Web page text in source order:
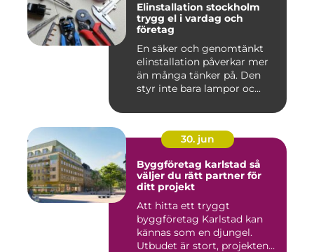
Elinstallation stockholm
trygg el i vardag och
företag
En säker och genomtänkt
elinstallation påverkar mer
än många tänker på. Den
styr inte bara lampor oc...
30. jun
Byggföretag karlstad så
väljer du rätt partner för
ditt projekt
Att hitta ett tryggt
byggföretag Karlstad kan
kännas som en djungel.
Utbudet är stort, projekten